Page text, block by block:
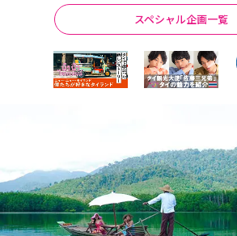
スペシャル企画一覧